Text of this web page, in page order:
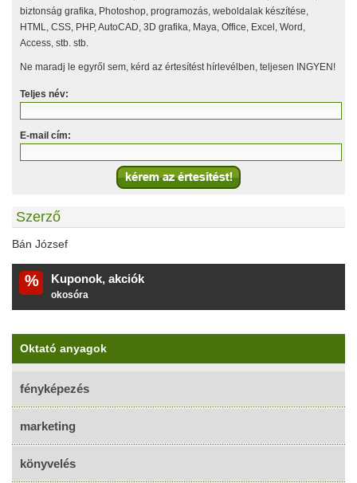
biztonság grafika, Photoshop, programozás, weboldalak készítése,
HTML, CSS, PHP, AutoCAD, 3D grafika, Maya, Office, Excel, Word,
Access, stb. stb.
Ne maradj le egyről sem, kérd az értesítést hírlevélben, teljesen INGYEN!
Teljes név:
E-mail cím:
Szerző
Bán József
% Kuponok, akciók
okosóra
Oktató anyagok
fényképezés
marketing
könyvelés